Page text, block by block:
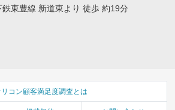
東豊線 新道東より 徒歩 約19分
リコン顧客満足度調査とは